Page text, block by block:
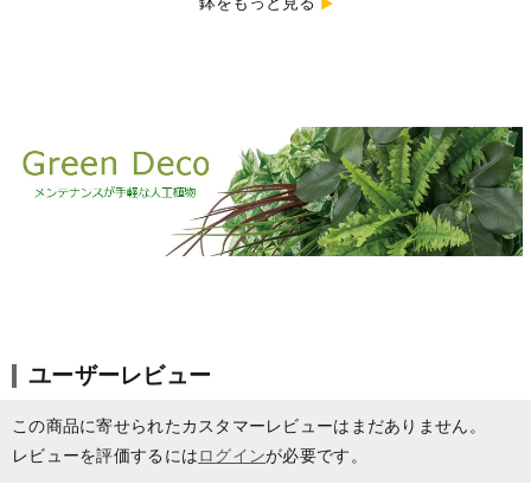
ユーザーレビュー
この商品に寄せられたカスタマーレビューはまだありません。
レビューを評価するにはログインが必要です。